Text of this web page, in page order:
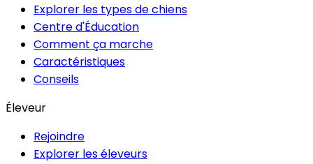
Explorer les types de chiens
Centre d'Éducation
Comment ça marche
Caractéristiques
Conseils
Éleveur
Rejoindre
Explorer les éleveurs